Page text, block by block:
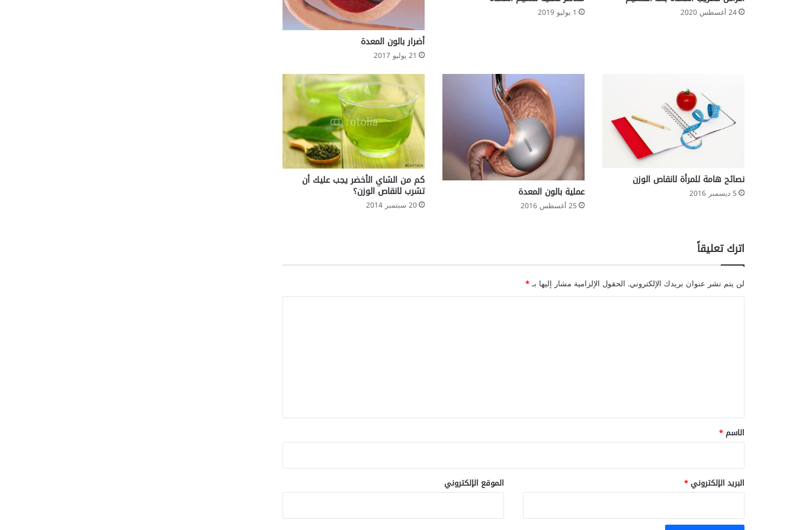
ز 24 أغسطس 2020 1 يوليو 2019
أضرار بالون المعدة
21 يوليو 2017
نصائح هامة للمرأة لانقاص الوزن
5 ديسمبر 2016 عملية بالون المعدة
25 أغسطس 2016
كم من الشاي الأخضر يجب عليك أن
تشرب لانقاص الوزن؟
20 سبتمبر 2014
اترك تعليقاً
لن يتم نشر عنوان بريدك الإلكتروني. الحقول الإلزامية مشار إليها بـ*
*
الاسم*
البريد الإلكتروني* الموقع الإلكتروني